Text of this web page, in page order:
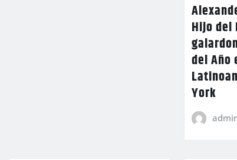
Hijo del
del Año
York